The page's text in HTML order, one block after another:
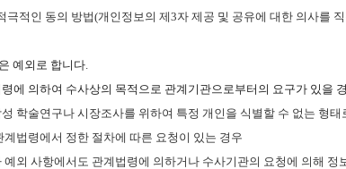
극적인 동의 방법(개인정보의 제3자 제공 및 공유에 대한 의사를
예외로 합니다.
에 의하여 수사상의 목적으로 관계기관으로부터의 요구가 있을
학술연구나 시장조사를 위하여 특정 개인을 식별할 수 없는 형태
계법령에서 정한 절차에 따른 요청이 있는 경우
예외 사항에서도 관계법령에 의하거나 수사기관의 요청에 의해